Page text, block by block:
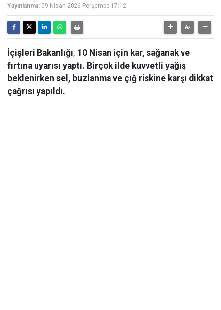
Yayınlanma: 09 Nisan 2026 Perşembe 17:12
İçişleri Bakanlığı, 10 Nisan için kar, sağanak ve
fırtına uyarısı yaptı. Birçok ilde kuvvetli yağış
beklenirken sel, buzlanma ve çığ riskine karşı dikkat
çağrısı yapıldı.